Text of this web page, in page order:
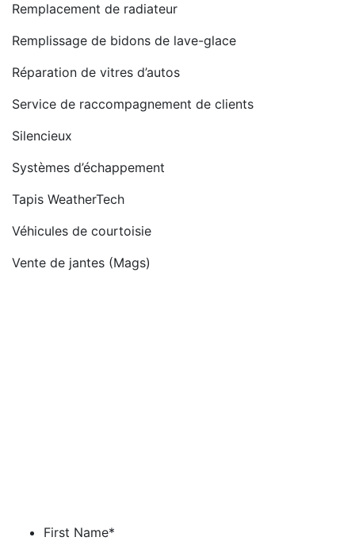
Remplacement de radiateur
Remplissage de bidons de lave-glace
Réparation de vitres d’autos
Service de raccompagnement de clients
Silencieux
Systèmes d’échappement
Tapis WeatherTech
Véhicules de courtoisie
Vente de jantes (Mags)
First Name*